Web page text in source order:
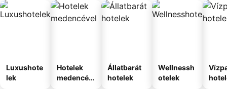
Luxushote
lek
Hotelek
medencév
Állatbarát
hotelek
Wellnessh
otelek